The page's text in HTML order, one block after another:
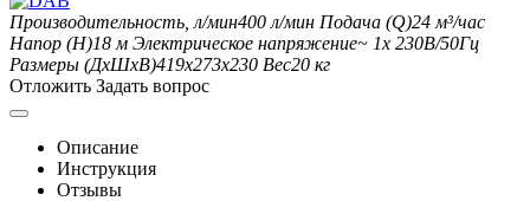
Производительность, л/мин400 л/мин Подача (Q)24 м³/час
Напор (H)18 м Электрическое напряжение~ 1x 230В/50Гц
Размеры (ДхШxВ)419x273х230 Вес20 кг
Отложить Задать вопрос
Описание
Инструкция
Отзывы